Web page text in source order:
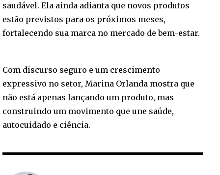
saudável. Ela ainda adianta que novos produtos
estão previstos para os próximos meses,
fortalecendo sua marca no mercado de bem-estar.
Com discurso seguro e um crescimento
expressivo no setor, Marina Orlanda mostra que
não está apenas lançando um produto, mas
construindo um movimento que une saúde,
autocuidado e ciência.